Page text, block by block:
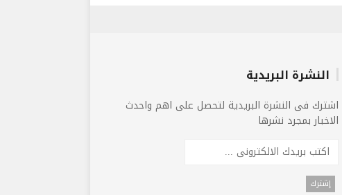
النشرة البريدية
اشترك فى النشرة البريدية لتحصل على اهم واحدث
الاخبار بمجرد نشرها